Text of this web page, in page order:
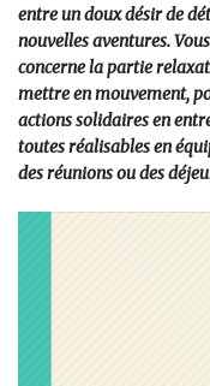
entre un doux désir de
nouvelles aventures.
concerne la partie
mettre en mouvement,
actions solidaires en
toutes réalisables en
des réunions ou des